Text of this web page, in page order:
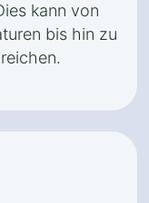
kann von
bis hin zu